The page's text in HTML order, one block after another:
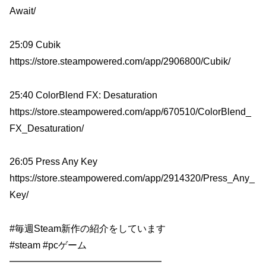
Await/
25:09 Cubik
https://store.steampowered.com/app/2906800/Cubik/
25:40 ColorBlend FX: Desaturation
https://store.steampowered.com/app/670510/ColorBlend_
FX_Desaturation/
26:05 Press Any Key
https://store.steampowered.com/app/2914320/Press_Any_
Key/
#毎週Steam新作の紹介をしています
#steam #pcゲーム
━━━━━━━━━━━━━━━━